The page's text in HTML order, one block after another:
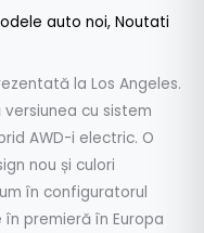
auto noi, Noutati
la Los Angeles.
cu sistem
AWD-i electric. O
nou și culori
în configuratorul
premieră în Europa